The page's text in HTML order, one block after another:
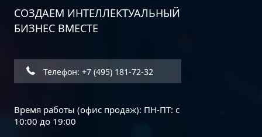
СОЗДАЕМ ИНТЕЛЛЕКТУАЛЬНЫЙ
БИЗНЕС ВМЕСТЕ
Телефон: +7 (495) 181-72-32
Время работы (офис продаж): ПН-ПТ: с
10:00 до 19:00